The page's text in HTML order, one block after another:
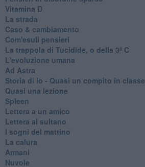
Vitamina D
La strada
Caso & cambiamento
Com'esuli pensieri
La trappola di Tucidide, o della 3ª C
L'evoluzione umana
Ad Astra
Storia di io - Quasi un compito in classe
Quasi una lezione
Spleen
Lettera a un amico
Lettera al sultano
I sogni del mattino
La calura
Armani
Nuvole